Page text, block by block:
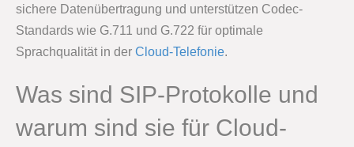
sichere Datenübertragung und unterstützen Codec-
Standards wie G.711 und G.722 für optimale
Sprachqualität in der Cloud-Telefonie.
Was sind SIP-Protokolle und
warum sind sie für Cloud-